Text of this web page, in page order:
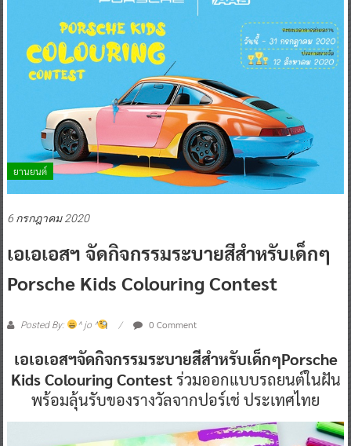
ยานยนต์
6 กรกฎาคม 2020
เอเอเอสฯ จัดกิจกรรมระบายสีสำหรับเด็กๆ
Porsche Kids Colouring Contest
Posted By: ^ jo ^ 0 Comment
เอเอเอสฯจัดกิจกรรมระบายสีสำหรับเด็กๆPorsche
Kids Colouring Contestร่วมออกแบบรถยนต์ในฝัน
พร้อมลุ้นรับของรางวัลจากปอร์เช่ ประเทศไทย